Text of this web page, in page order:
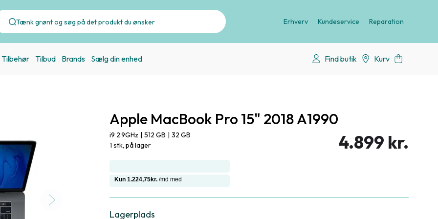
Erhverv Kundeservice Reparation
Tilbehør Tilbud Brands Sælg din enhed Find butik Kurv
Apple MacBook Pro 15" 2018 A1990
i9 2.9GHz | 512 GB | 32 GB
1 stk, på lager
4.899 kr.
Lagerplads